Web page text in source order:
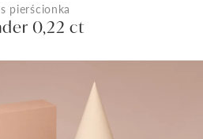
pierścionka
0,22 ct